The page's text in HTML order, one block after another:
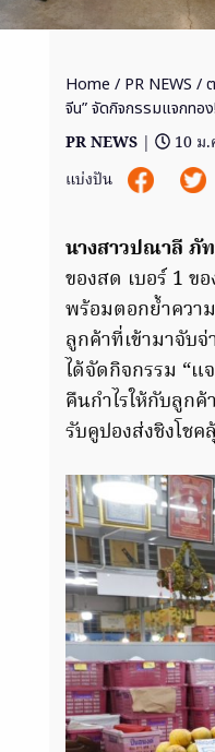
Home / PR NEWS /
จีน” จัดกิจกรรมแจกทอ
PR NEWS |
10 ม
แบ่งปัน
นางสาวปณาลี ภั
ของสด เบอร์ 1 ข
พร้อมตอกย้ำควา
ลูกค้าที่เข้ามาจับ
ได้จัดกิจกรรม “แ
คืนกำไรให้กับลูก
รับคูปองส่งชิงโช